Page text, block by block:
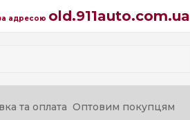
адресою old.911auto.com.ua
та оплата Оптовим покупцям